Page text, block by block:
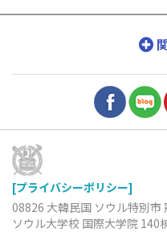
[プライバシーポリシー]
08826 大韓民国 ソウル特別市
ソウル大学校 国際大学院 140